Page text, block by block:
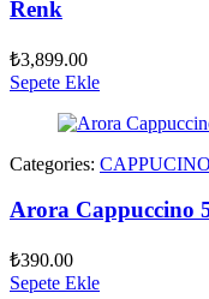
Renk
₺3,899.00
Sepete Ekle
Categories:
Arora Cappuccino
₺390.00
Sepete Ekle